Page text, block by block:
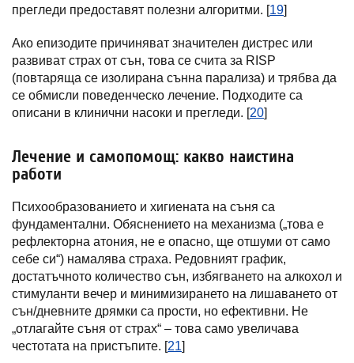
прегледи предоставят полезни алгоритми. [19]
Ако епизодите причиняват значителен дистрес или
развиват страх от сън, това се счита за RISP
(повтаряща се изолирана сънна парализа) и трябва да
се обмисли поведенческо лечение. Подходите са
описани в клинични насоки и прегледи. [20]
Лечение и самопомощ: какво наистина
работи
Психообразованието и хигиената на съня са
фундаментални. Обяснението на механизма („това е
рефлекторна атония, не е опасно, ще отшуми от само
себе си“) намалява страха. Редовният график,
достатъчното количество сън, избягването на алкохол и
стимуланти вечер и минимизирането на лишаването от
сън/дневните дрямки са прости, но ефективни. Не
„отлагайте съня от страх“ – това само увеличава
честотата на пристъпите. [21]